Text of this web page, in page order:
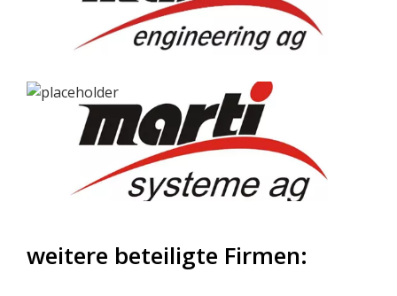
weitere beteiligte Firmen: